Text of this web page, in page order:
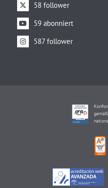
58 follower
59 abonniert
587 follower